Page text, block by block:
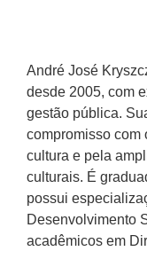
André José
desde 2005, com
gestão pública.
compromisso com
cultura e pela
culturais. É
possui
Desenvolvimento
acadêmicos em